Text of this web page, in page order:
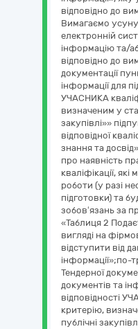
відповідно до
Вимагаємо
електронній
інформацію та/
відповідно до
документації
інформації для
УЧАСНИКА
визначеним у
закупівлі»»
відповідної
знання та
про наявність
кваліфікації,
роботи (у разі
підготовки) та
зобов‘язань за
«Таблиця 2
вигляді на
відступити від
інформації»;по-
Тендерної
документів та
відповідності
критерію,
публічні